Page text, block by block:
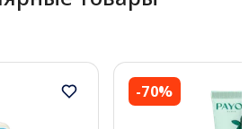
-70%